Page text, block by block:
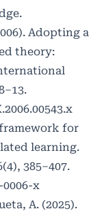
Adopting a
theory:
for
learning.
385–407.
x
A. (2025).